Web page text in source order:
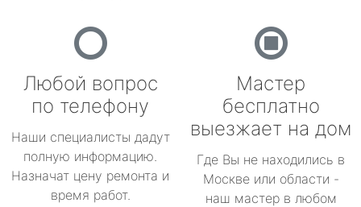
Любой вопрос
по телефону
Наши специалисты дадут
полную информацию.
Назначат цену ремонта и
время работ.
Мастер
бесплатно
выезжает на дом
Где Вы не находились в
Москве или области -
наш мастер в любом